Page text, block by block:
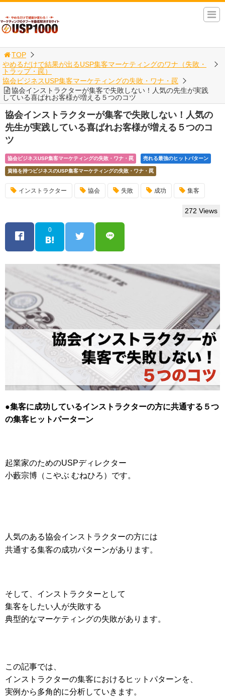
TOP
やめるだけで結果が出るUSP集客マーケティングのワナ（失敗・
トラップ・罠）
協会ビジネスUSP集客マーケティングの失敗・ワナ・罠
協会インストラクターが集客で失敗しない！人気の先生が実践
している喜ばれお客様が増える５つのコツ
協会インストラクターが集客で失敗しない！人気の
先生が実践している喜ばれお客様が増える５つのコ
ツ
協会ビジネスUSP集客マーケティングの失敗・ワナ・罠 売れる最強のヒットパターン
資格を持つビジネスのUSP集客マーケティングの失敗・ワナ・罠
インストラクター 協会 失敗 成功 集客
272 Views
0
●集客に成功しているインストラクターの方に共通する５つ
の集客ヒットパーターン
起業家のためのUSPディレクター
小藪宗博（こやぶ むねひろ）です。
人気のある協会インストラクターの方には
共通する集客の成功パターンがあります。
そして、インストラクターとして
集客をしたい人が失敗する
典型的なマーケティングの失敗があります。
この記事では、
インストラクターの集客におけるヒットパターンを、
実例から多角的に分析していきます。